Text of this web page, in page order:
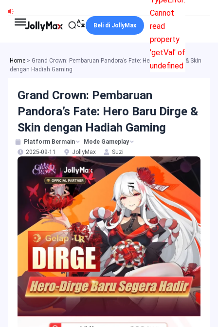
Cannot
read
property
'getVal' of
undefined
Beli di JollyMax
Home > Grand Crown: Pembaruan Pandora’s Fate: Hero Baru Dirge & Skin
dengan Hadiah Gaming
Grand Crown: Pembaruan
Pandora’s Fate: Hero Baru Dirge &
Skin dengan Hadiah Gaming
Platform Bermain
Mode Gameplay
2025-09-11
JollyMax Suzi